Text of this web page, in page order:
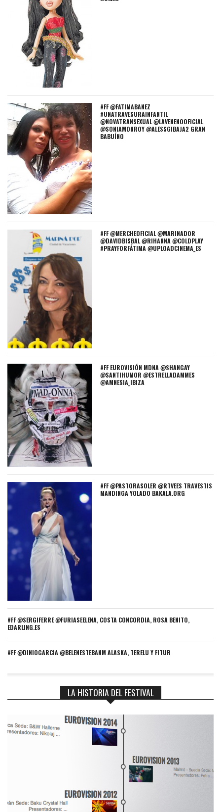
#FF @FATIMABANEZ
#UNATRAVESURAINFANTIL
@NOVATRANSEXUAL @LAVENENOOFICIAL
@SONIAMONROY @ALESSGIBAJA2 GRAN
BABUÍNO
#FF @MERCHEOFICIAL @MARINADOR
@DAVIDBISBAL @RIHANNA @COLDPLAY
#PRAYFORFÁTIMA @UPLOADCINEMA_ES
#FF EUROVISIÓN MDNA @SHANGAY
@SANTIHUMOR @ESTRELLADAMMES
@AMNESIA_IBIZA
#FF @PASTORASOLER @RTVEES TRAVESTIS
MANDINGA YOLADO BAKALA.ORG
#FF @SERGIFERRE @FURIASEELENA, COSTA CONCORDIA, ROSA BENITO,
EDARLING.ES
#FF @DINIOGARCIA @BELENESTEBANM ALASKA, TERELU Y FITUR
LA HISTORIA DEL FESTIVAL